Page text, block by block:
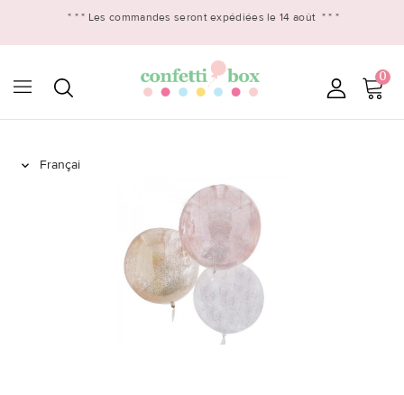
* * * Les commandes seront expédiées le 14 août * * *
0
